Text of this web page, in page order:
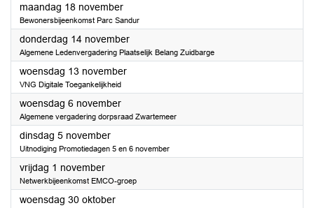
maandag 18 november2024
Bewonersbijeenkomst Parc Sandur
donderdag 14 november2024
Algemene Ledenvergadering Plaatselijk Belang Zuidbarge
woensdag 13 november2024
VNG Digitale Toegankelijkheid
woensdag 6 november2024
Algemene vergadering dorpsraad Zwartemeer
dinsdag 5 november2024
Uitnodiging Promotiedagen 5 en 6 november
vrijdag 1 november2024
Netwerkbijeenkomst EMCO-groep
woensdag 30 oktober2024